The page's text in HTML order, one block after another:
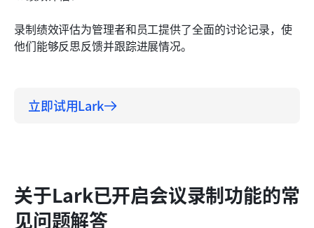
录制绩效评估为管理者和员工提供了全面的讨论记录，使
他们能够反思反馈并跟踪进展情况。
立即试用Lark
关于Lark已开启会议录制功能的常
见问题解答